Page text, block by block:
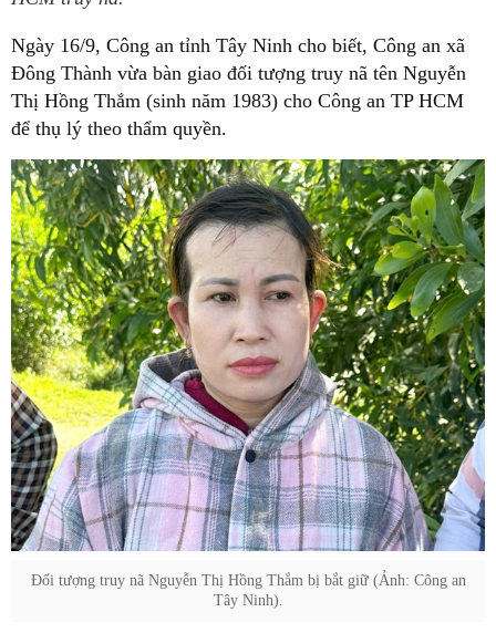
Ngày 16/9, Công an tỉnh Tây Ninh cho biết, Công an xã
Đông Thành vừa bàn giao đối tượng truy nã tên Nguyễn
Thị Hồng Thắm (sinh năm 1983) cho Công an TP HCM
để thụ lý theo thẩm quyền.
Đối tượng truy nã Nguyễn Thị Hồng Thắm bị bắt giữ (Ảnh: Công an
Tây Ninh).